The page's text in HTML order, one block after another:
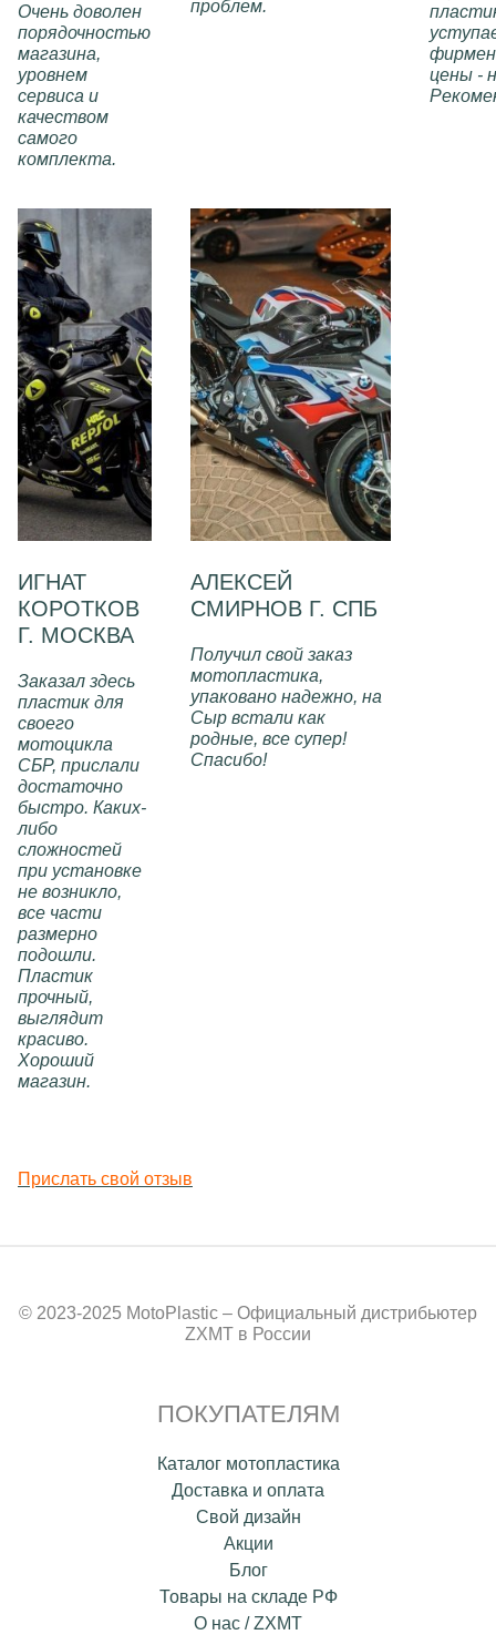
Очень доволен
порядочностью
магазина,
уровнем
сервиса и
качеством
самого
комплекта.
проблем.
цены -
ИГНАТ
КОРОТКОВ
Г. МОСКВА
Заказал здесь
пластик для
своего
мотоцикла
СБР, прислали
достаточно
быстро. Каких-
либо
сложностей
при установке
не возникло,
все части
размерно
подошли.
Пластик
прочный,
выглядит
красиво.
Хороший
магазин.
АЛЕКСЕЙ
СМИРНОВ Г. СПБ
Получил свой заказ
мотопластика,
упаковано надежно, на
Сыр встали как
родные, все супер!
Спасибо!
Прислать свой отзыв
© 2023-2025 MotoPlastic – Официальный дистрибьютер
ZXMT в России
ПОКУПАТЕЛЯМ
Каталог мотопластика
Доставка и оплата
Свой дизайн
Акции
Блог
Товары на складе РФ
О нас / ZXMT